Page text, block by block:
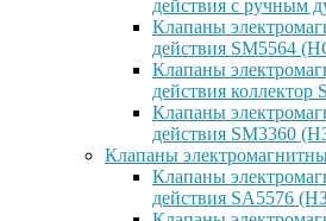
действия с ручным
Клапаны
действия SM5564
Клапаны
дейcтвия коллектор
Клапаны
действия SM3360
Клапаны
Клапаны
действия SA5576